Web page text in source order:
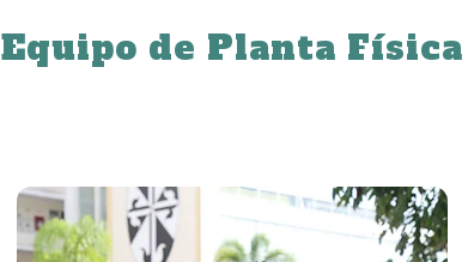
Equipo de Planta Física